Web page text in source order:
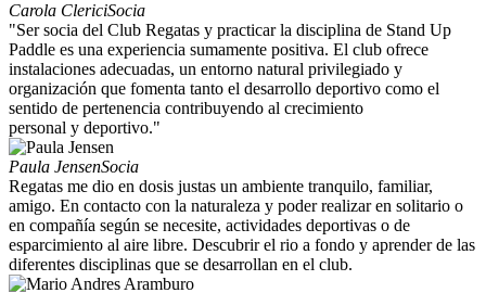
Carola ClericiSocia
"Ser socia del Club Regatas y practicar la disciplina de Stand Up
Paddle es una experiencia sumamente positiva. El club ofrece
instalaciones adecuadas, un entorno natural privilegiado y
organización que fomenta tanto el desarrollo deportivo como el
sentido de pertenencia contribuyendo al crecimiento
personal y deportivo."
Paula JensenSocia
Regatas me dio en dosis justas un ambiente tranquilo, familiar,
amigo. En contacto con la naturaleza y poder realizar en solitario o
en compañía según se necesite, actividades deportivas o de
esparcimiento al aire libre. Descubrir el rio a fondo y aprender de las
diferentes disciplinas que se desarrollan en el club.